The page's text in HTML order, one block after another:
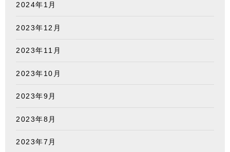
2024年1月
2023年12月
2023年11月
2023年10月
2023年9月
2023年8月
2023年7月